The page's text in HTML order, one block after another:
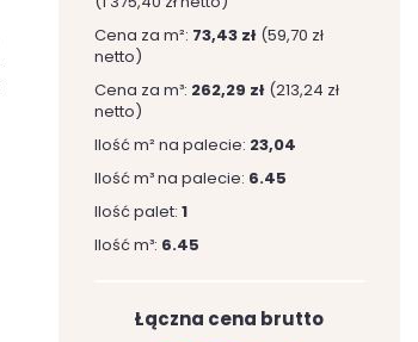
Cena za m²: 73,43 zł (59,70 zł
netto)
Cena za m³: 262,29 zł (213,24 zł
netto)
Ilość m² na palecie: 23,04
Ilość m³ na palecie: 6.45
Ilość palet: 1
Ilość m³: 6.45
Łączna cena brutto